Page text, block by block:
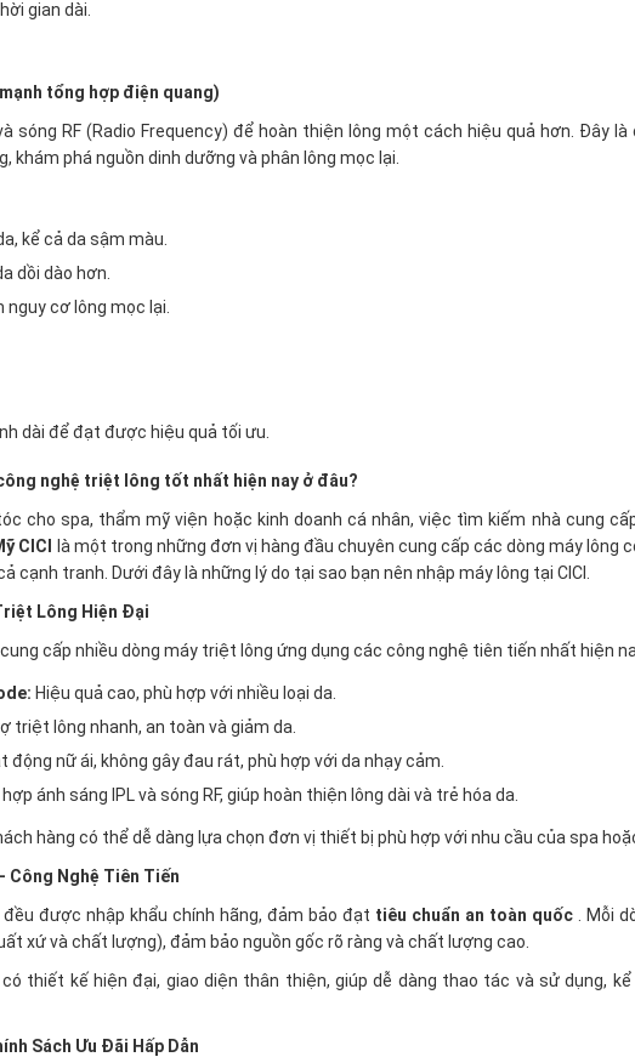
gian dài.
tổng hợp điện quang)
sóng RF (Radio Frequency) để hoàn thiện lông một cách hiệu quả hơn. Đây
khám phá nguồn dinh dưỡng và phân lông mọc lại.
kể cả da sậm màu.
dồi dào hơn.
nguy cơ lông mọc lại.
dài để đạt được hiệu quả tối ưu.
nghệ triệt lông tốt nhất hiện nay ở đâu?
cho spa, thẩm mỹ viện hoặc kinh doanh cá nhân, việc tìm kiếm nhà cung
CICI
là một trong những đơn vị hàng đầu chuyên cung cấp các dòng máy lông
cạnh tranh. Dưới đây là những lý do tại sao bạn nên nhập máy lông tại CICI.
Lông Hiện Đại
cấp nhiều dòng máy triệt lông ứng dụng các công nghệ tiên tiến nhất hiện
Hiệu quả cao, phù hợp với nhiều loại da.
triệt lông nhanh, an toàn và giảm da.
động nữ ái, không gây đau rát, phù hợp với da nhạy cảm.
hợp ánh sáng IPL và sóng RF, giúp hoàn thiện lông dài và trẻ hóa da.
hàng có thể dễ dàng lựa chọn đơn vị thiết bị phù hợp với nhu cầu của spa
Công Nghệ Tiên Tiến
đều được nhập khẩu chính hãng, đảm bảo đạt tiêu chuẩn an toàn quốc. Mỗi
xứ và chất lượng), đảm bảo nguồn gốc rõ ràng và chất lượng cao.
thiết kế hiện đại, giao diện thân thiện, giúp dễ dàng thao tác và sử dụng,
Sách Ưu Đãi Hấp Dẫn